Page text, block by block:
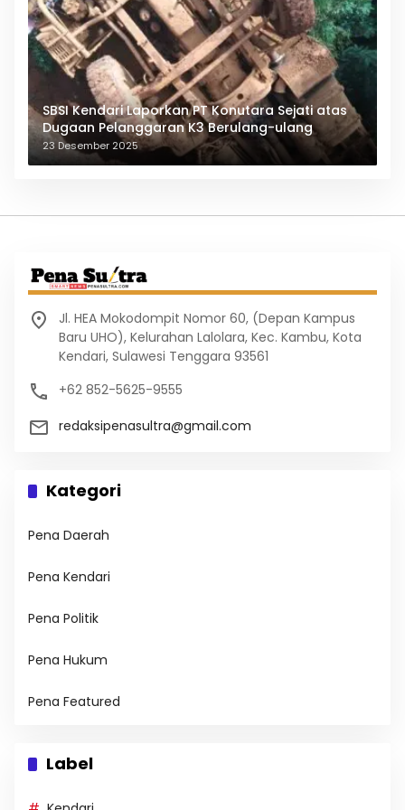
SBSI Kendari Laporkan PT Konutara Sejati atas
Dugaan Pelanggaran K3 Berulang-ulang
23 Desember 2025
Jl. HEA Mokodompit Nomor 60, (Depan Kampus
Baru UHO), Kelurahan Lalolara, Kec. Kambu, Kota
Kendari, Sulawesi Tenggara 93561
+62 852-5625-9555
redaksipenasultra@gmail.com
Kategori
Pena Daerah
Pena Kendari
Pena Politik
Pena Hukum
Pena Featured
Label